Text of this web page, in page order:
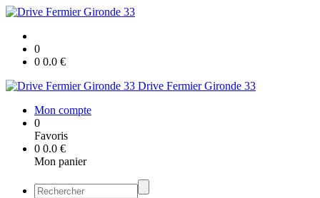
0
0 0.0 €
Drive Fermier Gironde 33
Mon compte
0
Favoris
0 0.0 €
Mon panier